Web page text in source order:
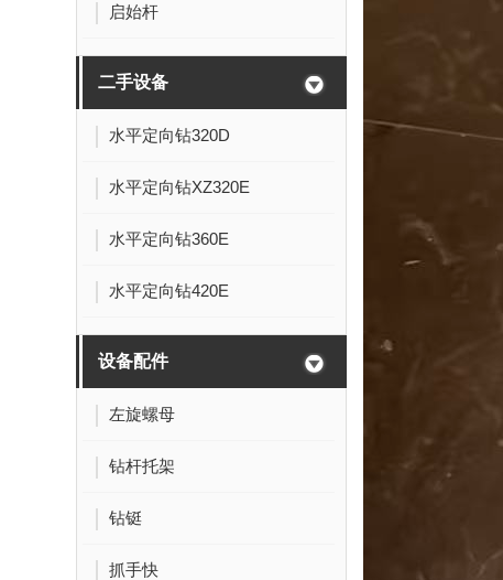
启始杆
二手设备
水平定向钻320D
水平定向钻XZ320E
水平定向钻360E
水平定向钻420E
设备配件
左旋螺母
钻杆托架
钻铤
抓手快